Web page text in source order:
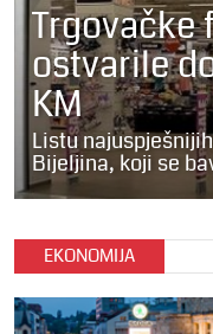
Trgovačke
ostvarile
KM
Listu
Bijeljina, koji se
EKONOMIJA